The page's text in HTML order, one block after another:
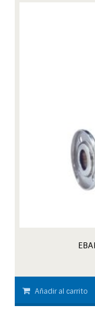
Añadir al carrito